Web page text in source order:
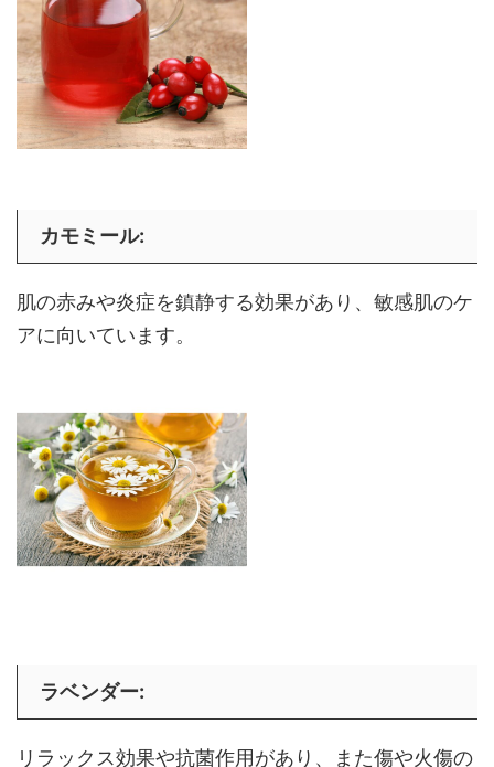
カモミール:
肌の赤みや炎症を鎮静する効果があり、敏感肌のケ
アに向いています。
ラベンダー:
リラックス効果や抗菌作用があり、また傷や火傷の